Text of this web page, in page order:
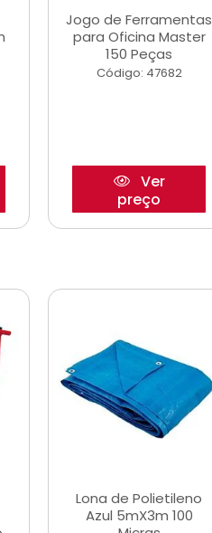
Jogo de Ferramentas
para Oficina Master
150 Peças
Código: 47682
Ver
preço
Lona de Polietileno
Azul 5mX3m 100